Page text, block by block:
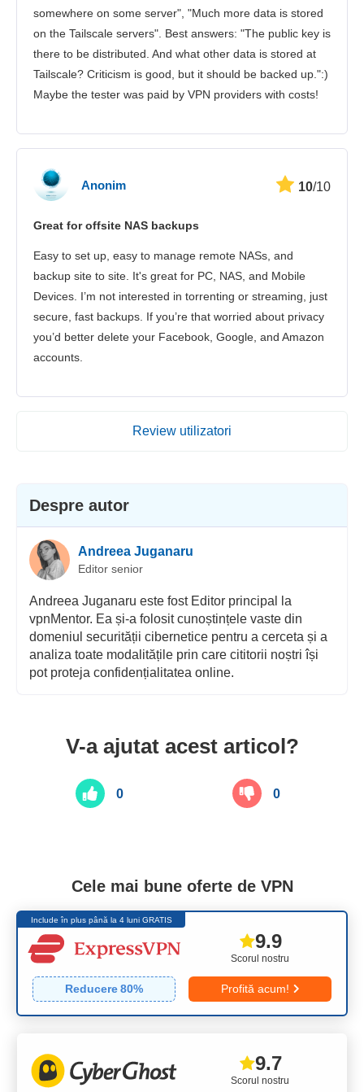
somewhere on some server", "Much more data is stored
on the Tailscale servers". Best answers: "The public key is
there to be distributed. And what other data is stored at
Tailscale? Criticism is good, but it should be backed up.":)
Maybe the tester was paid by VPN providers with costs!
Anonim 10/10
Great for offsite NAS backups
Easy to set up, easy to manage remote NASs, and
backup site to site. It's great for PC, NAS, and Mobile
Devices. I’m not interested in torrenting or streaming, just
secure, fast backups. If you’re that worried about privacy
you’d better delete your Facebook, Google, and Amazon
accounts.
Review utilizatori
Despre autor
Andreea Juganaru
Editor senior
Andreea Juganaru este fost Editor principal la
vpnMentor. Ea și-a folosit cunoștințele vaste din
domeniul securității cibernetice pentru a cerceta și a
analiza toate modalitățile prin care cititorii noștri își
pot proteja confidențialitatea online.
V-a ajutat acest articol?
0 0
Cele mai bune oferte de VPN
Include în plus până la 4 luni GRATIS
Scorul nostru
9.9
Reducere80% Profită acum!
Scorul nostru
9.7